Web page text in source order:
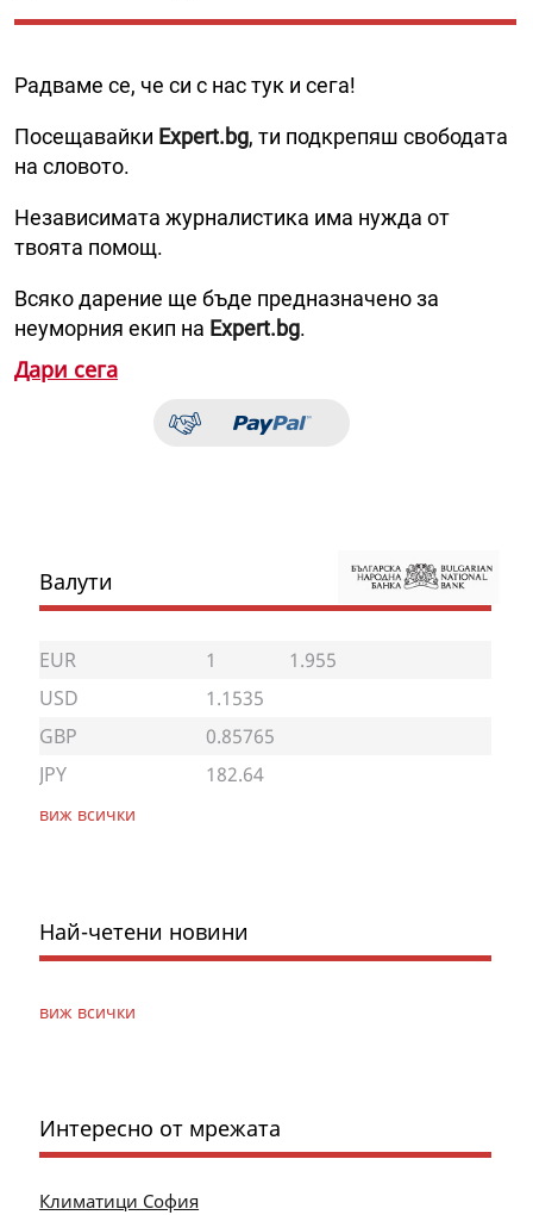
Радваме се, че си с нас тук и сега!
Посещавайки Expert.bg, ти подкрепяш свободата
на словото.
Независимата журналистика има нужда от
твоята помощ.
Всяко дарение ще бъде предназначено за
неуморния екип на Expert.bg.
Дари сега
Валути
EUR 1
1.955
USD
1.1535
GBP
0.85765
JPY
182.64
виж всички
Най-четени новини
виж всички
Интересно от мрежата
Климатици София